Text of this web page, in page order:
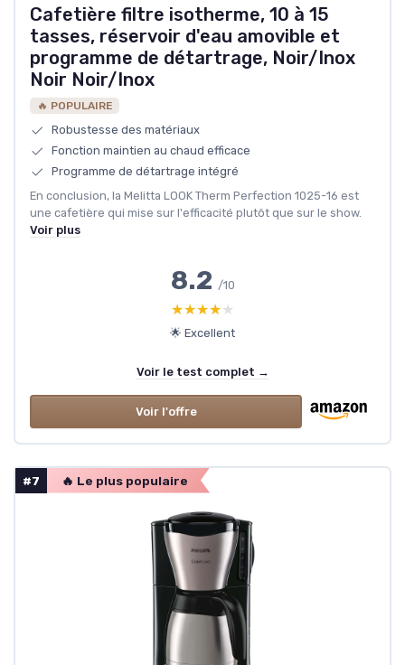
Cafetière filtre isotherme, 10 à 15
tasses, réservoir d'eau amovible et
programme de détartrage, Noir/Inox
Noir Noir/Inox
🔥 POPULAIRE
Robustesse des matériaux
Fonction maintien au chaud efficace
Programme de détartrage intégré
En conclusion, la Melitta LOOK Therm Perfection 1025-16 est
une cafetière qui mise sur l'efficacité plutôt que sur le show.
Voir plus
8.2 /10
★★★★★
★★★★★
🌟 Excellent
Voir le test complet →
Voir l'offre
#7 🔥 Le plus populaire